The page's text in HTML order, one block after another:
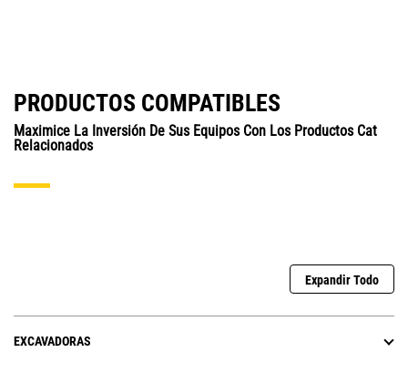
PRODUCTOS COMPATIBLES
Maximice La Inversión De Sus Equipos Con Los Productos Cat
Relacionados
Expandir Todo
EXCAVADORAS